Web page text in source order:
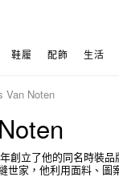
鞋履 配飾 生活
Van Noten
創立了他的同名時裝
世家，他利用面料、圖